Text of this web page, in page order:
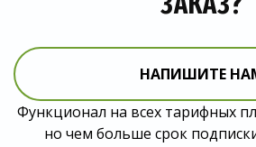
НАПИШИТЕ
Функционал на всех тарифных
но чем больше срок